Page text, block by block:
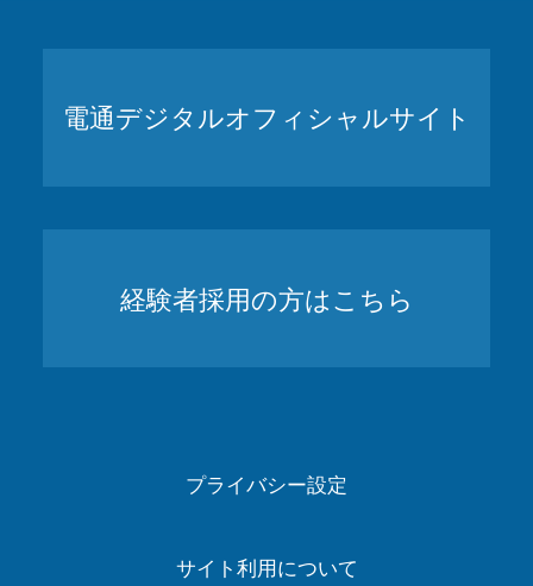
電通デジタルオフィシャルサイト
経験者採用の方はこちら
プライバシー設定
サイト利用について